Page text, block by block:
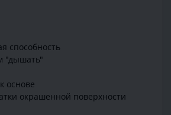
способность
"дышать"
основе
окрашенной поверхности